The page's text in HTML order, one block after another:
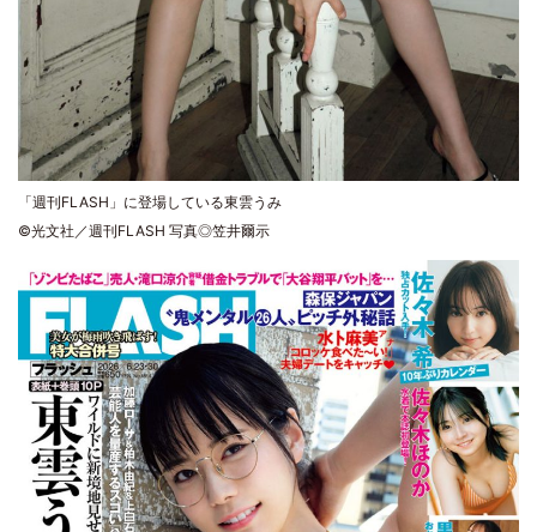
「週刊FLASH」に登場している東雲うみ
©光文社／週刊FLASH 写真◎笠井爾示